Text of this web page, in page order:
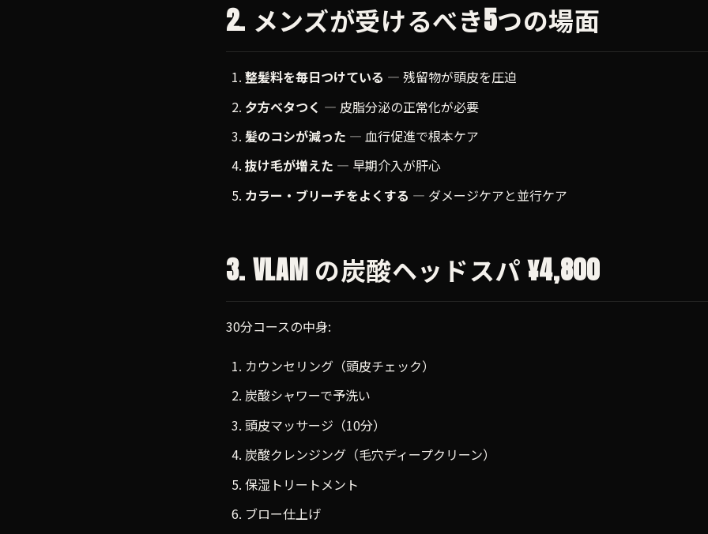
2. メンズが受けるべき5つの場面
整髪料を毎日つけている — 残留物が頭皮を圧迫
夕方ベタつく — 皮脂分泌の正常化が必要
髪のコシが減った — 血行促進で根本ケア
抜け毛が増えた — 早期介入が肝心
カラー・ブリーチをよくする — ダメージケアと並行ケア
3. VLAM の炭酸ヘッドスパ ¥4,800
30分コースの中身:
カウンセリング（頭皮チェック）
炭酸シャワーで予洗い
頭皮マッサージ（10分）
炭酸クレンジング（毛穴ディープクリーン）
保湿トリートメント
ブロー仕上げ